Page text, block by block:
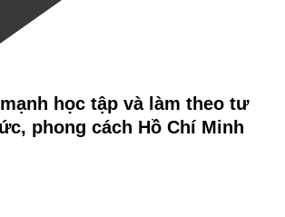
học tập và làm theo tư
phong cách Hồ Chí Minh